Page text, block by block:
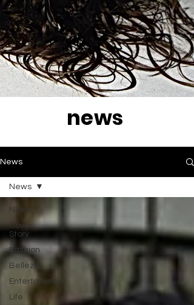
news
News
News
Cover
Story
Fashion
Belleza
Entertainment
Life
News